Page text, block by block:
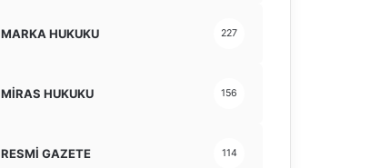
MARKA HUKUKU 227
MİRAS HUKUKU 156
RESMİ GAZETE 114